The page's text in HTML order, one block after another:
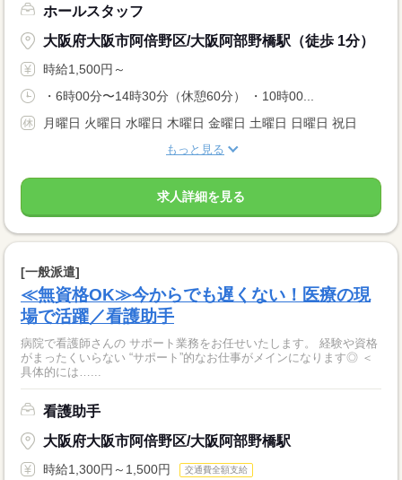
ホールスタッフ
大阪府大阪市阿倍野区/大阪阿部野橋駅（徒歩 1分）
時給1,500円～
・6時00分〜14時30分（休憩60分） ・10時00...
月曜日 火曜日 水曜日 木曜日 金曜日 土曜日 日曜日 祝日
もっと見る
求人詳細を見る
[一般派遣]
≪無資格OK≫今からでも遅くない！医療の現
場で活躍／看護助手
病院で看護師さんの サポート業務をお任せいたします。 経験や資格
がまったくいらない “サポート”的なお仕事がメインになります◎ ＜
具体的には…...
看護助手
大阪府大阪市阿倍野区/大阪阿部野橋駅
時給1,300円～1,500円 交通費全額支給